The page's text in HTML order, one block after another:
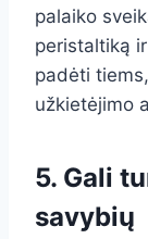
palaiko
peristaltiką
padėti
užkietėjimo
5. Gali
savybių